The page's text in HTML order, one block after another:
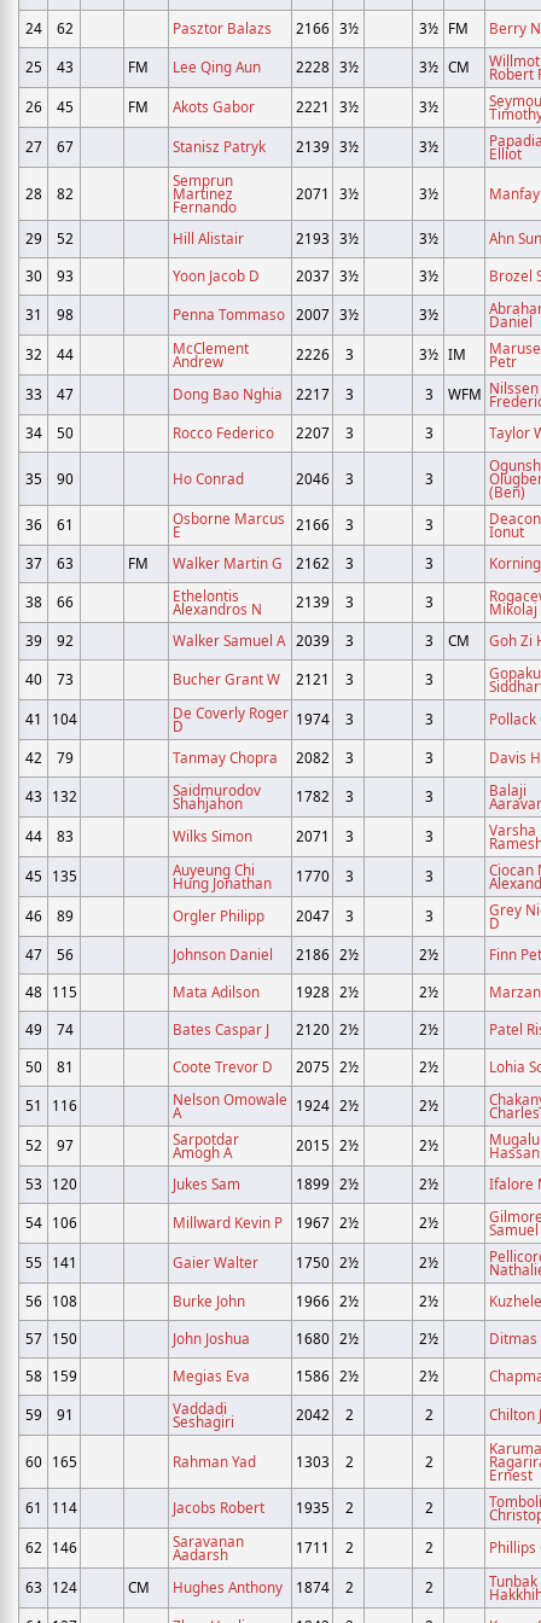
24 62 Pasztor Balazs 2166 3½ 3½ FM
Berry
25
43 FM Lee Qing Aun 2228 3½ 3½ CM
Robert
26
45 FM Akots Gabor 2221 3½ 3½
27
67 Stanisz Patryk 2139 3½ 3½ Elliot
28 82
Semprun
Martinez
Fernando
2071 3½ 3½
29 52 Hill Alistair 2193 3½ 3½
Ahn
30
93 Yoon Jacob D 2037 3½ 3½
Brozel
31
98 Penna Tommaso 2007 3½ 3½
Daniel
32
44 McClement
Andrew 2226 3 3½ IM
Petr
33
47 Dong Bao Nghia 2217 3 3 WFM
34
50 Rocco Federico 2207 3 3 Taylor
35 90 Ho Conrad 2046 3 3
(Ben)
36
61 Osborne Marcus
E 2166 3 3
Ionut
37
63 FM Walker Martin G 2162 3 3
38
66 Ethelontis
Alexandros N 2139 3 3
Mikolaj
39
92 Walker Samuel A 2039 3 3 CM
Goh Zi
40
73 Bucher Grant W 2121 3 3
41
104 De Coverly Roger
D 1974 3 3
Pollack
42
79 Tanmay Chopra 2082 3 3
Davis
43
132 Saidmurodov
Shahjahon 1782 3 3 Balaji
44
83 Wilks Simon 2071 3 3 Varsha
45
135 Auyeung Chi
Hung Jonathan 1770 3 3 Ciocan
46
89 Orgler Philipp 2047 3 3 Grey
D
47
56 Johnson Daniel 2186 2½ 2½
Finn
48
115 Mata Adilson 1928 2½ 2½
49
74 Bates Caspar J 2120 2½ 2½
Patel
50
81 Coote Trevor D 2075 2½ 2½
Lohia
51
116 Nelson Omowale
A 1924 2½ 2½
Charles
52
97 Sarpotdar
Amogh A 2015 2½ 2½ Mugalu
Hassan
53
120 Jukes Sam 1899 2½ 2½
Ifalore
54 106 Millward Kevin P 1967 2½ 2½
Samuel
55
141 Gaier Walter 1750 2½ 2½
56 108 Burke John 1966 2½ 2½
57 150 John Joshua 1680 2½ 2½
Ditmas
58
159 Megias Eva 1586 2½ 2½
59
91 Vaddadi
Seshagiri 2042 2 2 Chilton
60 165 Rahman Yad 1303 2 2
Ernest
61
114 Jacobs Robert 1935 2 2
62
146 Saravanan
Aadarsh 1711 2 2 Phillips
63 124 CM Hughes Anthony 1874 2 2 Tunbak